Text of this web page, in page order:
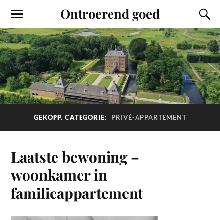
Ontroerend goed
GEKOPP. CATEGORIE: PRIVÉ-APPARTEMENT
Laatste bewoning –
woonkamer in
familieappartement